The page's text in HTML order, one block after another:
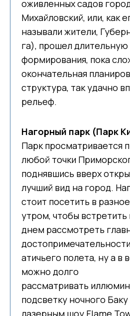
оживленных садов
Михайловский, или, как
называли жители,
га), прошел
формирования, пока
окончательная
структура, так удачно
рельеф.
Нагорный парк (Парк
Парк просматривается
любой точки
поднявшись вверх
лучший вид на город.
стоит посетить в
утром, чтобы
днем рассмотреть
атичьего полета, ну а в
можно долго
рассматривать
подсветку ночного
лазерным шоу Flame